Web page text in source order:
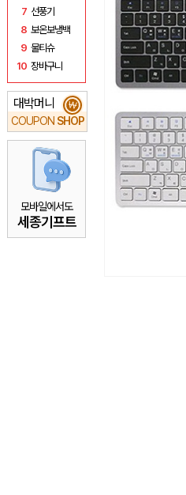
7 선풍기
8 보온보냉백
9 물티슈
10 장바구니
대박머니
COUPON SHOP
₩
모바일에서도
세종기프트